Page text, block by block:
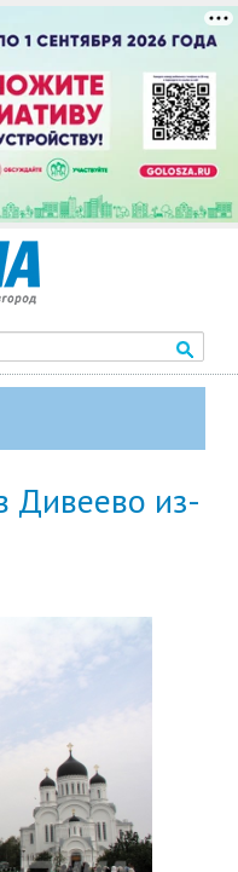
Дивеево из-